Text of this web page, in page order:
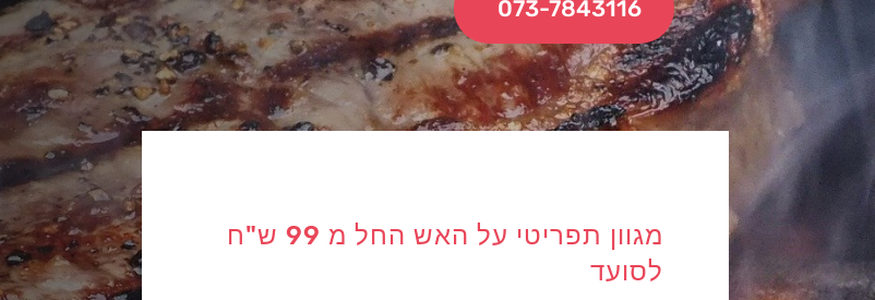
073-7843116
מגוון תפריטי על האש החל מ 99 ש"ח
לסועד